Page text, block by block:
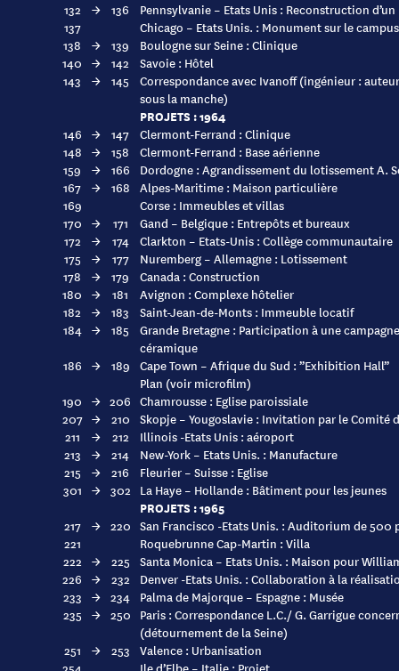
132
→ 136
Pennsylvanie – Etats Unis : Reconstruction
137
Chicago – Etats Unis. : Monument sur le
138
→ 139
Boulogne sur Seine : Clinique
140 → 142 Savoie : Hôtel
143
→ 145
Correspondance avec Ivanoff (ingénieur :
sous la manche)
PROJETS : 1964
146 → 147 Clermont-Ferrand : Clinique
148 → 158
Clermont-Ferrand : Base aérienne
159
→ 166
Dordogne : Agrandissement du lotissement A.
167 → 168 Alpes-Maritime : Maison particulière
169
Corse : Immeubles et villas
170 → 171
Gand – Belgique : Entrepôts et bureaux
172
→ 174
Clarkton – Etats-Unis : Collège communautaire
175
→ 177
Nuremberg – Allemagne : Lotissement
178
→ 179
Canada : Construction
180 → 181
Avignon : Complexe hôtelier
182 → 183
Saint-Jean-de-Monts : Immeuble locatif
184 → 185
Grande Bretagne : Participation à une
céramique
186 → 189 Cape Town – Afrique du Sud : ”Exhibition Hall”
Plan (voir microfilm)
190 → 206 Chamrousse : Eglise paroissiale
207 → 210 Skopje – Yougoslavie : Invitation par le Comité
211
→ 212
Illinois -Etats Unis : aéroport
213
→ 214
New-York – Etats Unis. : Manufacture
215
→ 216
Fleurier – Suisse : Eglise
301 → 302 La Haye – Hollande : Bâtiment pour les jeunes
PROJETS : 1965
217 → 220 San Francisco -Etats Unis. : Auditorium de 500
221
Roquebrunne Cap-Martin : Villa
222 → 225 Santa Monica – Etats Unis. : Maison pour
226 → 232
Denver -Etats Unis. : Collaboration à la
233 → 234 Palma de Majorque – Espagne : Musée
235 → 250 Paris : Correspondance L.C./ G. Garrigue
(détournement de la Seine)
251
→ 253 Valence : Urbanisation
254
Ile d’Elbe – Italie : Projet